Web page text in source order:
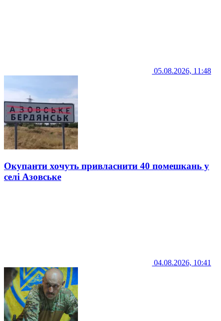
05.08.2026, 11:48
Окупанти хочуть привласнити 40 помешкань у
селі Азовське
04.08.2026, 10:41